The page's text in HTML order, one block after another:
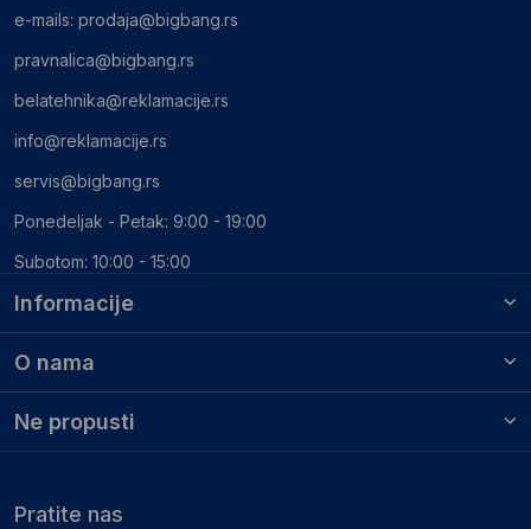
Informacije
O nama
Ne propusti
e-mails: prodaja@bigbang.rs
pravnalica@bigbang.rs
belatehnika@reklamacije.rs
info@reklamacije.rs
servis@bigbang.rs
Ponedeljak - Petak: 9:00 - 19:00
Subotom: 10:00 - 15:00
Pratite nas